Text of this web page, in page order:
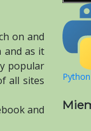
on and
and as it
popular
all sites
and